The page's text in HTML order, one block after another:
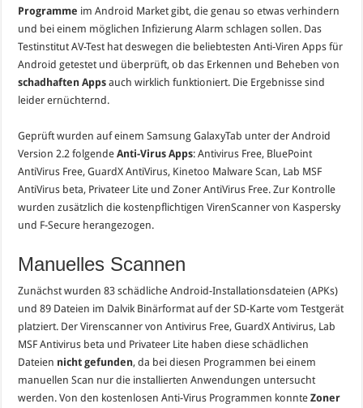
Programme im Android Market gibt, die genau so etwas verhindern
und bei einem möglichen Infizierung Alarm schlagen sollen. Das
Testinstitut AV-Test hat deswegen die beliebtesten Anti-Viren Apps für
Android getestet und überprüft, ob das Erkennen und Beheben von
schadhaften Apps auch wirklich funktioniert. Die Ergebnisse sind
leider ernüchternd.
Geprüft wurden auf einem Samsung GalaxyTab unter der Android
Version 2.2 folgendeAnti-Virus Apps: Antivirus Free, BluePoint
AntiVirus Free, GuardX AntiVirus, Kinetoo Malware Scan, Lab MSF
AntiVirus beta, Privateer Lite und Zoner AntiVirus Free. Zur Kontrolle
wurden zusätzlich die kostenpflichtigen VirenScanner von Kaspersky
und F-Secure herangezogen.
Manuelles Scannen
Zunächst wurden 83 schädliche Android-Installationsdateien (APKs)
und 89 Dateien im Dalvik Binärformat auf der SD-Karte vom Testgerät
platziert. Der Virenscanner von Antivirus Free, GuardX Antivirus, Lab
MSF Antivirus beta und Privateer Lite haben diese schädlichen
Dateien nicht gefunden, da bei diesen Programmen bei einem
manuellen Scan nur die installierten Anwendungen untersucht
werden. Von den kostenlosen Anti-Virus Programmen konnteZoner